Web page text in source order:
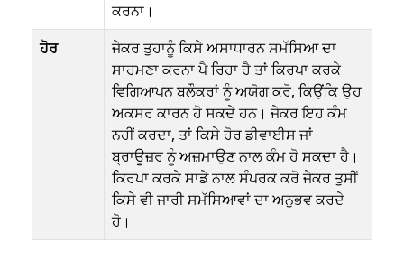
ਕਰਨਾ।
ਹੋਰ
ਜੇਕਰ ਤੁਹਾਨੂੰ ਕਿਸੇ ਅਸਾਧਾਰਨ ਸਮੱਸਿਆ ਦਾ
ਸਾਹਮਣਾ ਕਰਨਾ ਪੈ ਰਿਹਾ ਹੈ ਤਾਂ ਕਿਰਪਾ ਕਰਕੇ
ਵਿਗਿਆਪਨ ਬਲੌਕਰਾਂ ਨੂੰ ਅਯੋਗ ਕਰੋ, ਕਿਉਂਕਿ ਉਹ
ਅਕਸਰ ਕਾਰਨ ਹੋ ਸਕਦੇ ਹਨ। ਜੇਕਰ ਇਹ ਕੰਮ
ਨਹੀਂ ਕਰਦਾ, ਤਾਂ ਕਿਸੇ ਹੋਰ ਡੀਵਾਈਸ ਜਾਂ
ਬ੍ਰਾਊਜ਼ਰ ਨੂੰ ਅਜ਼ਮਾਉਣ ਨਾਲ ਕੰਮ ਹੋ ਸਕਦਾ ਹੈ।
ਕਿਰਪਾ ਕਰਕੇ ਸਾਡੇ ਨਾਲ ਸੰਪਰਕ ਕਰੋ ਜੇਕਰ ਤੁਸੀਂ
ਕਿਸੇ ਵੀ ਜਾਰੀ ਸਮੱਸਿਆਵਾਂ ਦਾ ਅਨੁਭਵ ਕਰਦੇ
ਹੋ।